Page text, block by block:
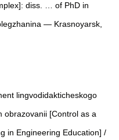
diss. … of PhD in
— Krasnoyarsk,
lingvodidakticheskogo
obrazovanii [Control as a
in Engineering Education] /